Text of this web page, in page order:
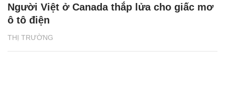
THỊ TRƯỜNG
Người Việt ở Canada thắp lửa cho giấc mơ
ô tô điện